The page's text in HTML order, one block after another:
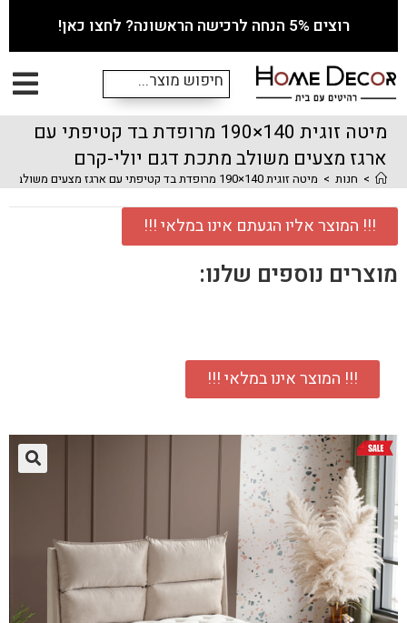
רוצים 5% הנחה לרכישה הראשונה? לחצו כאן!
מיטה זוגית 140×190 מרופדת בד קטיפתי עם
ארגז מצעים משולב מתכת דגם יולי-קרם
> חנות > מיטה זוגית 140×190 מרופדת בד קטיפתי עם ארגז מצעים משולב מתכת דגם יולי-קרם
!!! המוצר אליו הגעתם אינו במלאי !!!
מוצרים נוספים שלנו:
!!! המוצר אינו במלאי !!!